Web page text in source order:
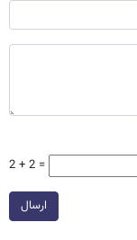
2 + 2 =
ارسال